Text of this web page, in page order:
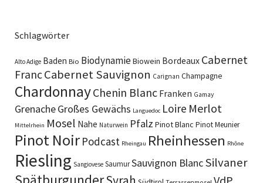
Schlagwörter
Alto Adige Baden Bio BiodynamieBiowein Bordeaux Cabernet
FrancCabernet Sauvignon Carignan Champagne
ChardonnayChenin Blanc Franken Gamay
GrenacheGroßes Gewächs Languedoc Loire Merlot
Mittelrhein Mosel Nahe Naturwein Pfalz Pinot Blanc Pinot Meunier
Pinot Noir Podcast Rheingau Rheinhessen Rhône
Riesling Sangiovese SaumurSauvignon BlancSilvaner
Spätburgunder